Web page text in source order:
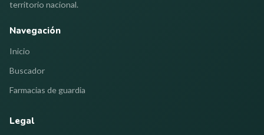
territorio nacional.
Navegación
Inicio
Buscador
Farmacias de guardia
Legal